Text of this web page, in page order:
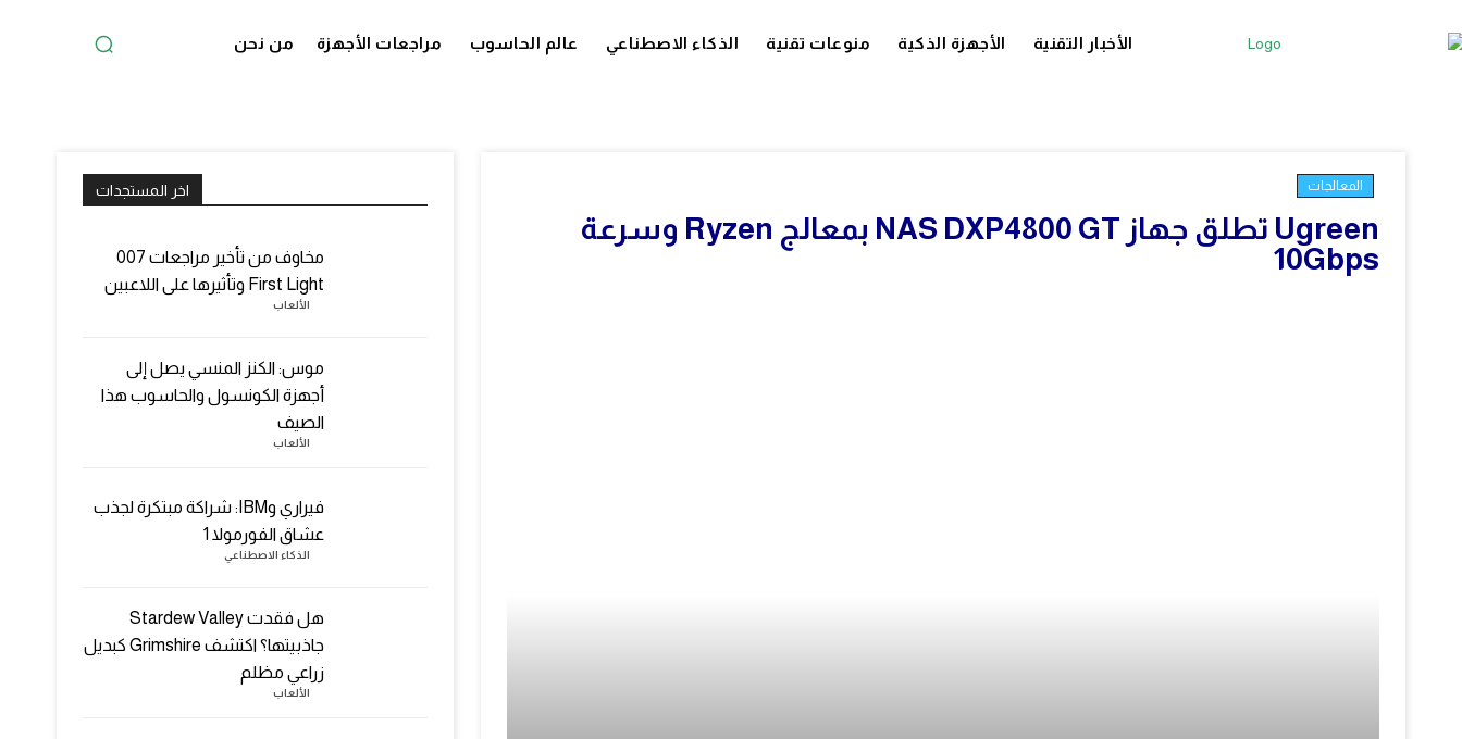
الأخبار التقنية الأجهزة الذكية منوعات تقنية الذكاء الاصطناعي عالم الحاسوب مراجعات الأجهزة من نحن
المعالجات
Ugreen تطلق جهاز NAS DXP4800 GT بمعالج Ryzen وسرعة
10Gbps
اخر المستجدات
مخاوف من تأخير مراجعات 007
First Light وتأثيرها على اللاعبين
الألعاب
موس: الكنز المنسي يصل إلى
أجهزة الكونسول والحاسوب هذا
الصيف
الألعاب
فيراري وIBM: شراكة مبتكرة لجذب
عشاق الفورمولا 1
الذكاء الاصطناعي
هل فقدت Stardew Valley
جاذبيتها؟ اكتشف Grimshire كبديل
زراعي مظلم
الألعاب